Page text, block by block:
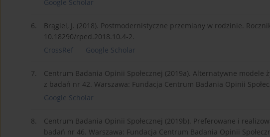
Google Scholar
6.
Brągiel, J. (2018). Postmodernistyczne przemiany w rodzinie.
10.18290/rped.2018.10.4-2.
CrossRef
Google Scholar
7.
Centrum Badania Opinii Społecznej (2019a). Alternatywne modele
z badań nr 42. Warszawa: Fundacja Centrum Badania Opinii
Google Scholar
8.
Centrum Badania Opinii Społecznej (2019b). Preferowane i
badań nr 46. Warszawa: Fundacja Centrum Badania Opinii